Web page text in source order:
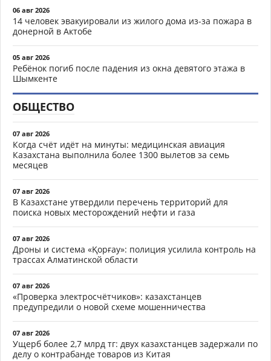
06 авг 2026
14 человек эвакуировали из жилого дома из-за пожара в
донерной в Актобе
05 авг 2026
Ребёнок погиб после падения из окна девятого этажа в
Шымкенте
ОБЩЕСТВО
07 авг 2026
Когда счёт идёт на минуты: медицинская авиация
Казахстана выполнила более 1300 вылетов за семь
месяцев
07 авг 2026
В Казахстане утвердили перечень территорий для
поиска новых месторождений нефти и газа
07 авг 2026
Дроны и система «Қорғау»: полиция усилила контроль на
трассах Алматинской области
07 авг 2026
«Проверка электросчётчиков»: казахстанцев
предупредили о новой схеме мошенничества
07 авг 2026
Ущерб более 2,7 млрд тг: двух казахстанцев задержали по
делу о контрабанде товаров из Китая